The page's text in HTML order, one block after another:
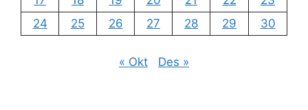
24
25 26 27 28 29 30
« Okt Des »